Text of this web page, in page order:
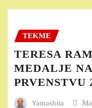
TEKME
TERESA
MEDALJE
PRVENSTVU
Yamashita